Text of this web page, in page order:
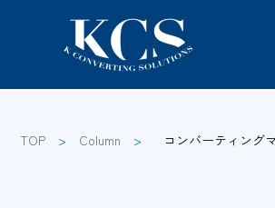
TOP > Column > コンバーティング